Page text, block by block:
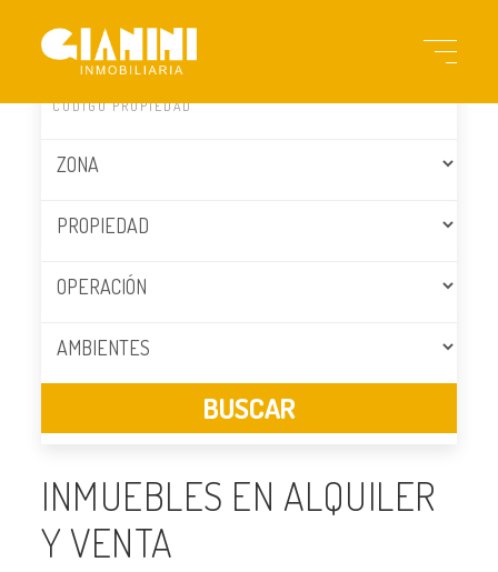
INMUEBLES EN ALQUILER
Y VENTA